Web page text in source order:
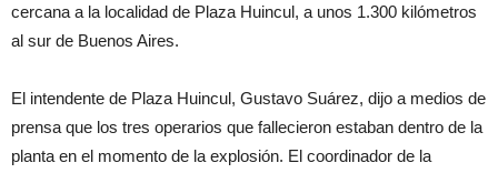
cercana a la localidad de Plaza Huincul, a unos 1.300 kilómetros
al sur de Buenos Aires.
El intendente de Plaza Huincul, Gustavo Suárez, dijo a medios de
prensa que los tres operarios que fallecieron estaban dentro de la
planta en el momento de la explosión. El coordinador de la